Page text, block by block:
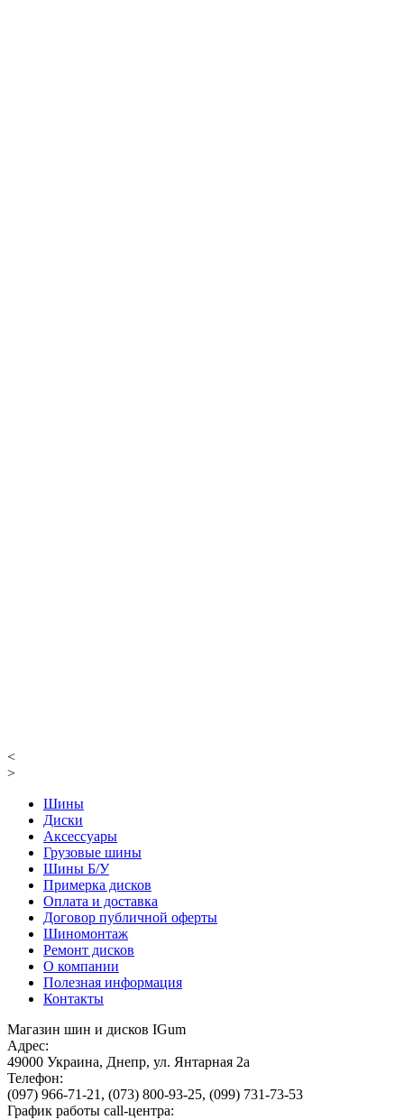
<
>
Шины
Диски
Аксессуары
Грузовые шины
Шины Б/У
Примерка дисков
Оплата и доставка
Договор публичной оферты
Шиномонтаж
Ремонт дисков
О компании
Полезная информация
Контакты
Магазин шин и дисков IGum
Адрес:
49000 Украина, Днепр, ул. Янтарная 2а
Телефон:
(097) 966-71-21 , (073) 800-93-25, (099) 731-73-53
График работы call-центра: